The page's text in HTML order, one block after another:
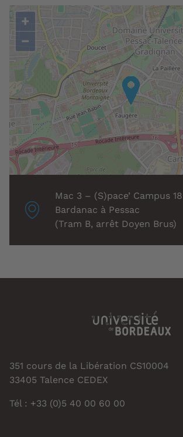
+
−
Localisation
associée
:
Mac 3 – (S)pace’ Campus
Bardanac à Pessac
(Tram B, arrêt Doyen Brus)
351 cours de la Libération CS10004
33405 Talence CEDEX
Tél : +33 (0)5 40 00 60 00